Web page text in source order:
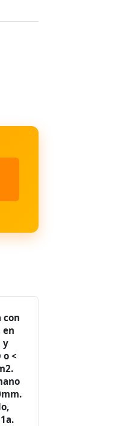
con
en
y
o <